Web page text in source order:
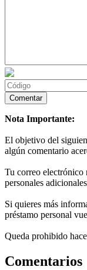
Nota Importante:
El objetivo del
algún comentario
Tu correo electrónico
personales
Si quieres más
préstamo personal
Queda prohibido
Comentarios